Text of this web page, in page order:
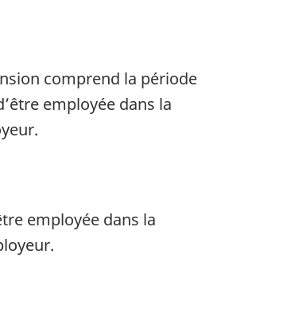
comprend la période
employée dans la
employée dans la